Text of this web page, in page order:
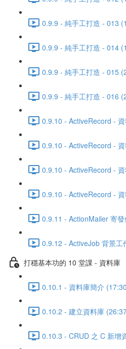
0.9.9 - 純手工打造 - 013
0.9.9 - 純手工打造 - 014
0.9.9 - 純手工打造 - 015
0.9.9 - 純手工打造 - 016
0.9.10 - ActiveRecord -
0.9.10 - ActiveRecord -
0.9.10 - ActiveRecord -
0.9.10 - ActiveRecord -
0.9.11 - ActionMailer 寄
0.9.12 - ActiveJob 背景工
打穩基本功的 10 堂課 - 資料庫
0.10.1 - 資料庫簡介
0.10.2 - 建立資料庫
0.10.3 - CRUD 之 C 新增